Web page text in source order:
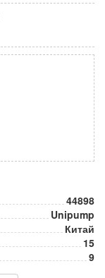
44898
Unipump
Китай
15
9